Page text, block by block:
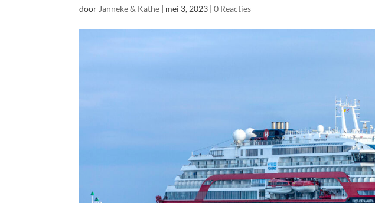
door Janneke & Kathe | mei 3, 2023 |0 Reacties